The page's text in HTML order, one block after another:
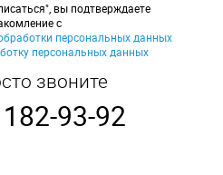
вы подтверждаете
с
персональных данных
персональных данных
звоните
93-92